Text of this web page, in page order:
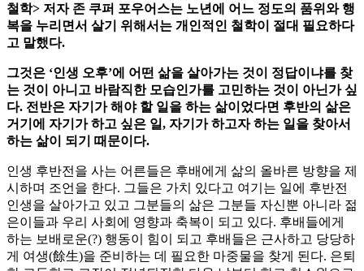
철학> 저자 존 쿠퍼 포우어스는 노년에 어느 정도의 품위와 행
복을 누리면서 살기 위해서는 개인적인 철학이 절대 필요하다
고 말했다.
그것은 ‘인생 오후’에 어떤 삶을 살아가는 것이 정답이냐를 찾
는 것이 아니고 바람직한 모습인가를 고민하는 것이 아닌가 싶
다. 전반은 자기가 해야 할 일을 하는 삶이었다면 후반의 삶은
거기에 자기가 하고 싶은 일, 자기가 하고자 하는 일을 찾아서
하는 삶이 되기 때문이다.
인생 후반전을 사는 어른들은 후배에게 삶의 올바른 방향을 제
시하며 조언을 한다. 그들은 가치 있다고 여기는 일에 후반전
인생을 살아가고 있고 그분들의 삶은 그분들 자신뿐 아니라 젊
은이들과 우리 사회에 영향과 축복이 되고 있다. 후배들에게
하는 보배로운(?) 행동이 힘이 되고 후배들은 근사하고 당당하
게 여생(餘生)을 준비하는 데 필요한 마중물을 찾게 된다. 은퇴